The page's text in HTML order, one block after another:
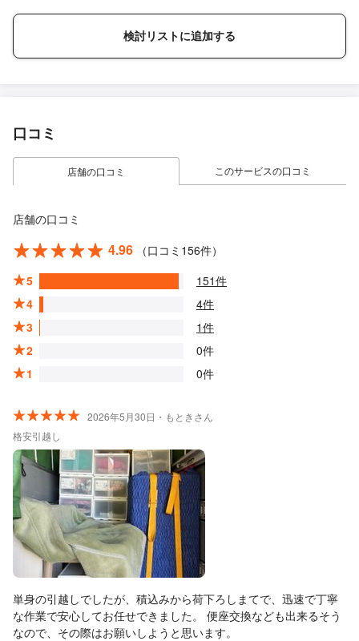
検討リストに追加する
口コミ
店舗の口コミ このサービスの口コミ
店舗の口コミ
4.96
（口コミ156件）
5
151件
4
4件
3
1件
2
0件
1
0件
2026年5月30日・もときさん
格安引越し
単身の引越しでしたが、積込みから荷下ろしまてで、迅速で丁寧
な作業で安心してお任せできました。 便座交換なども出来るそう
なので、その際はお願いしようと思います。